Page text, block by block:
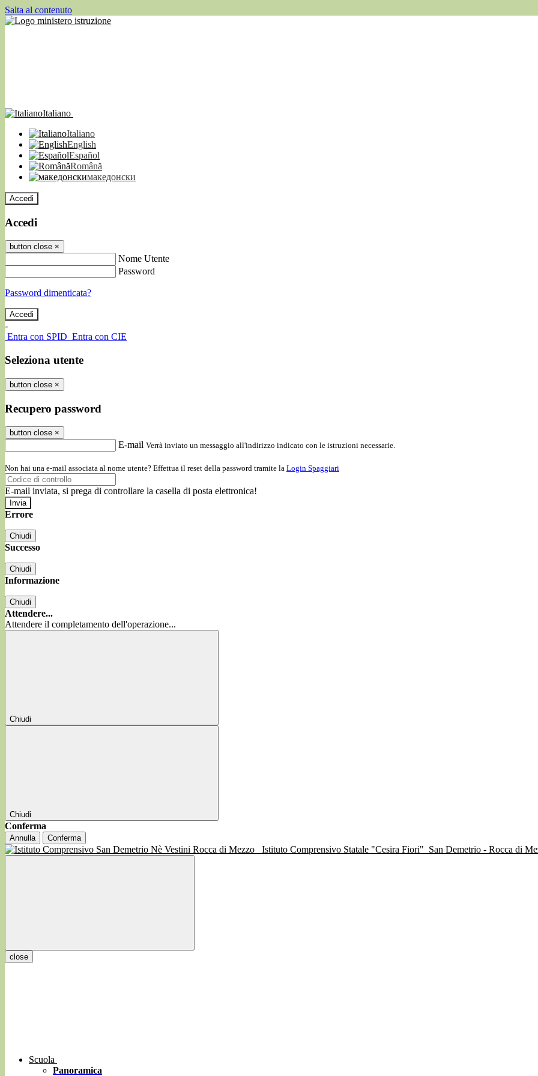
Salta al contenuto
Italiano
Italiano
English
Español
Română
македонски
Accedi
Accedi
button close ×
Nome Utente
Password
Password dimenticata?
-
Entra con SPID Entra con CIE
Seleziona utente
button close ×
Recupero password
button close ×
E-mail Verrà inviato un messaggio all'indirizzo indicato con le istruzioni necessarie.
Non hai una e-mail associata al nome utente? Effettua il reset della password tramite la Login Spaggiari
E-mail inviata, si prega di controllare la casella di posta elettronica!
Errore
Chiudi
Successo
Chiudi
Informazione
Chiudi
Attendere...
Attendere il completamento dell'operazione...
Chiudi
Chiudi
Conferma
Annulla Conferma
Istituto Comprensivo Statale "Cesira Fiori" San Demetrio - Rocca di
close
Scuola
Panoramica